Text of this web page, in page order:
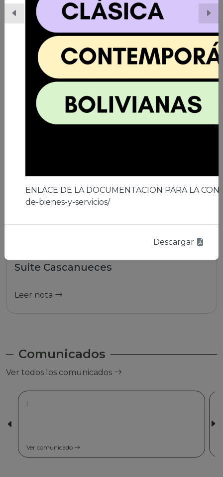
06/03/2026 | Ciudad de El Alto
A los 41 años de la ciudad de El Alto
Leer nota
Suite Cascanueces
Leer nota
Comunicados
Ver todos los comunicados
|
Ver comunicado
ENLACE DE LA DOCUMENTACION PARA LA
de-bienes-y-servicios/
Descargar